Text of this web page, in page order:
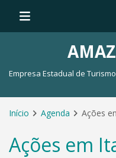
Empresa Estadual de
Início Agenda Ações
Ações em